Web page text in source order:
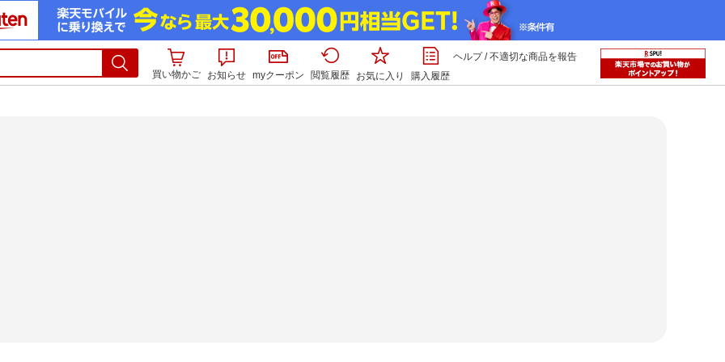
買い物かご お知らせ myクーポン 閲覧履歴 お気に入り 購入履歴
ヘルプ/不適切な商品を報告